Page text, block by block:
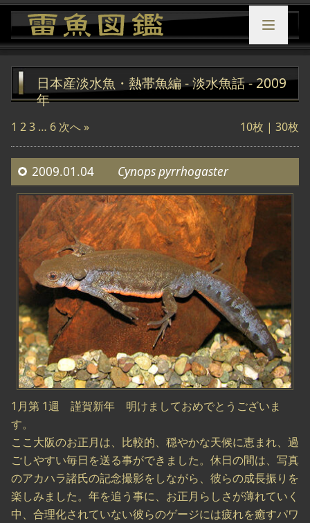
日本産淡水魚・熱帯魚編 - 淡水魚話 - 2009
年
1 23 … 6 次へ » 10枚 | 30枚
2009.01.04 Cynops pyrrhogaster
1月第 1週 謹賀新年 明けましておめでとうございま
す。
ここ大阪のお正月は、比較的、穏やかな天候に恵まれ、過
ごしやすい毎日を送る事ができました。休日の間は、写真
のアカハラ諸氏の記念撮影をしながら、彼らの成長振りを
楽しみました。年を追う事に、お正月らしさが薄れていく
中、合理化されていない彼らのゲージには疲れを癒すパワ